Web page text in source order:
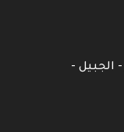
الجبيل -